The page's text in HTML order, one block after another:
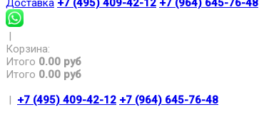
Доставка +7 (495) 409-42-12 +7 (964) 645-76-48
|
Корзина:
Итого 0.00 руб
Итого 0.00 руб
| +7 (495) 409-42-12 +7 (964) 645-76-48